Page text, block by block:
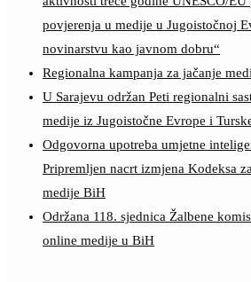
povjerenja u medije u Jugoistočnoj
novinarstvu kao javnom dobru“
Regionalna kampanja za jačanje
U Sarajevu održan Peti regionalni
medije iz Jugoistočne Evrope i
Odgovorna upotreba umjetne
Pripremljen nacrt izmjena Kodeksa
medije BiH
Održana 118. sjednica Žalbene
online medije u BiH